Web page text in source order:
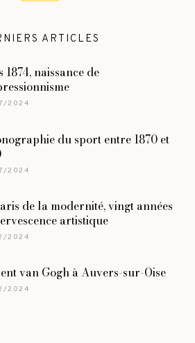
ARTICLES
1874, naissance de
2024
du sport entre 1870 et
2024
de la modernité, vingt années
artistique
2024
van Gogh à Auvers-sur-Oise
2024